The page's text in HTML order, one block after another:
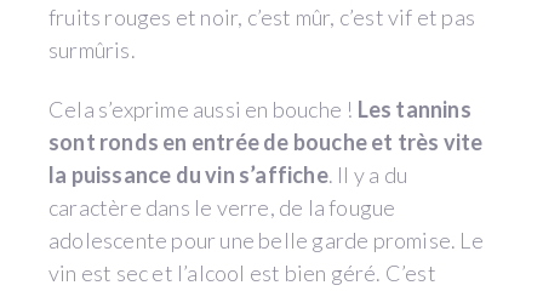
fruits rouges et noir, c’est mûr, c’est vif et pas
surmûris.
Cela s’exprime aussi en bouche ! Les tannins
sont ronds en entrée de bouche et très vite
la puissance du vin s’affiche. Il y a du
caractère dans le verre, de la fougue
adolescente pour une belle garde promise. Le
vin est sec et l’alcool est bien géré. C’est